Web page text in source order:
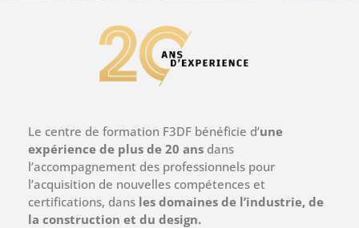
Choisissez les meilleurs logiciels 3D,
et le meilleur service client. F3DF est
partenaire officiel Autodesk, et notre
quotidien dans vos usages 3D et la
gestion de vos licences.
Je choisis la performance et la
réactivité
Le centre de formation F3DF bénéficie d’une
expérience de plus de 20 ans dans
l’accompagnement des professionnels pour
l’acquisition de nouvelles compétences et
certifications, dans les domaines de l’industrie, de
la construction et du design.